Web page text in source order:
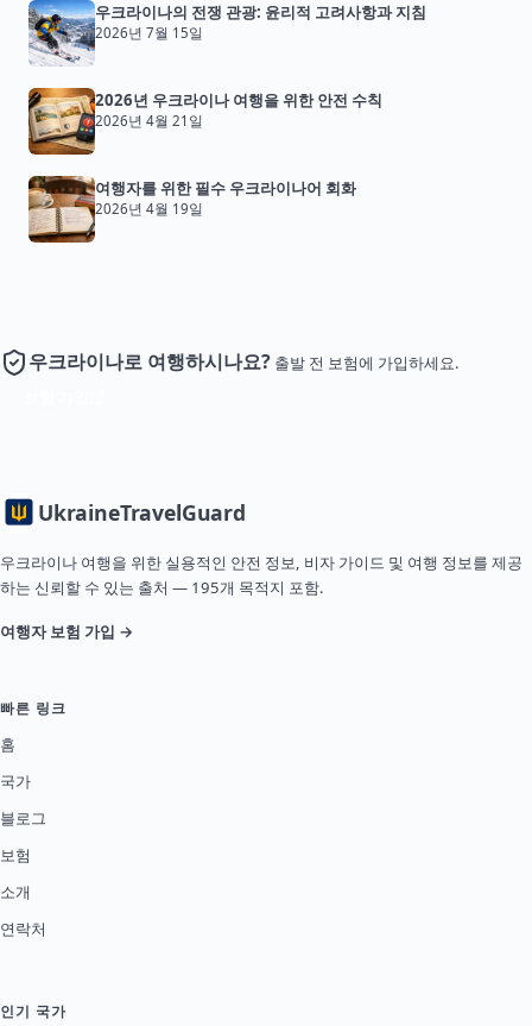
우크라이나의 전쟁 관광: 윤리적 고려사항과 지침
2026년 7월 15일
2026년 우크라이나 여행을 위한 안전 수칙
2026년 4월 21일
여행자를 위한 필수 우크라이나어 회화
2026년 4월 19일
우크라이나로 여행하시나요? 출발 전 보험에 가입하세요.
UkraineTravelGuard
우크라이나 여행을 위한 실용적인 안전 정보, 비자 가이드 및 여행 정보를 제공
하는 신뢰할 수 있는 출처 — 195개 목적지 포함.
여행자 보험 가입 →
빠른 링크
홈
국가
블로그
보험
소개
연락처
인기 국가